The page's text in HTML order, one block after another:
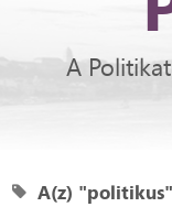
A
A(z)